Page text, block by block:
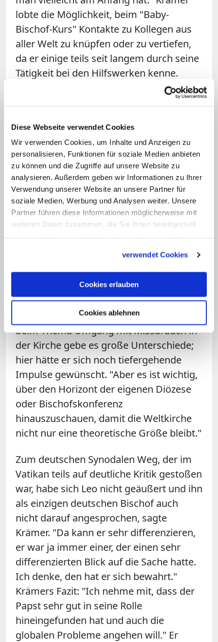
Diese Webseite verwendet Cookies
Wir verwenden Cookies, um Inhalte und Anzeigen zu
personalisieren, Funktionen für soziale Medien anbieten
zu können und die Zugriffe auf unsere Website zu
analysieren. Außerdem geben wir Informationen zu Ihrer
Verwendung unserer Website an unsere Partner für
soziale Medien, Werbung und Analysen weiter. Unsere
Partner führen diese Informationen möglicherweise mit
weiteren Daten zusammen, die Sie ihnen bereitgestellt
verwendet Cookies
Cookies erlauben
Cookies ablehnen
lobte die Möglichkeit, beim "Baby-
Bischof-Kurs" Kontakte zu Kollegen aus
aller Welt zu knüpfen oder zu vertiefen,
da er einige teils seit langem durch seine
Tätigkeit bei den Hilfswerken kenne.
Eindrucksvoll sei auch die Messe mit
Kardinal Christoph Schönborn in Santa
langjährige Erzbischof von Wien
authentisch von seinen Erfahrungen
berichtet habe.
Über den Horizont der eigenen
Diözese hinausschauen
Bei dem Kurs hätten sich einmal mehr
Regionen der Kirche gezeigt. "Beim
Umgang mit Finanzen haben wir
beispielsweise einen ganz anderen
Standard als viele Diözesen auf der
Südhalbkugel", erläuterte Krämer. Auch
beim Thema Umgang mit Missbrauch in
der Kirche gebe es große Unterschiede;
hier hätte er sich noch tiefergehende
Impulse gewünscht. "Aber es ist wichtig,
über den Horizont der eigenen Diözese
oder Bischofskonferenz
hinauszuschauen, damit die Weltkirche
nicht nur eine theoretische Größe bleibt."
Zum deutschen Synodalen Weg, der im
Vatikan teils auf deutliche Kritik gestoßen
war, habe sich Leo nicht geäußert und ihn
als einzigen deutschen Bischof auch
nicht darauf angesprochen, sagte
Krämer. "Da kann er sehr differenzieren,
er war ja immer einer, der einen sehr
differenzierten Blick auf die Sache hatte.
Ich denke, den hat er sich bewahrt."
Krämers Fazit: "Ich nehme mit, dass der
Papst sehr gut in seine Rolle
hineingefunden hat und auch die
globalen Probleme angehen will." Er